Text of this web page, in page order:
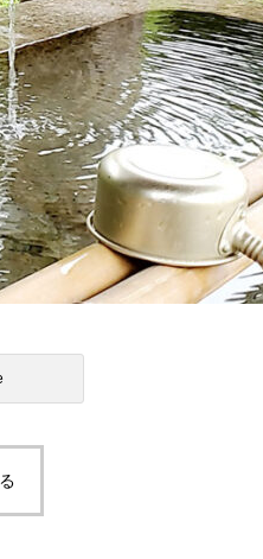
た
2月 大炉の季節になりました